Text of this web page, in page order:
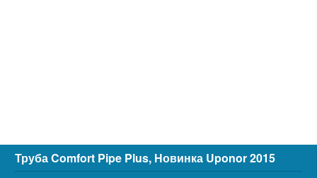
Труба Comfort Pipe Plus, Новинка Uponor 2015